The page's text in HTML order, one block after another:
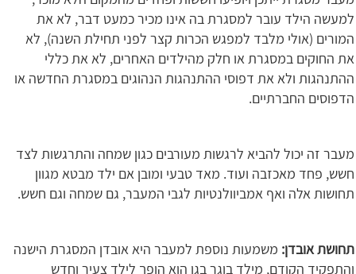
למעשה הילד עובר למסגרת בה אינו מכיר כמעט דבר, לא את
המורים (אולי מלבד למפגש הכרות קצר לפני תחילת השנה), לא
את החוקים במסגרת או חלק מהילדים האחרים, לא את כללי
ההתנהגות ולא את דפוסי ההתנהגות הנהוגים במסגרת החדשה או
הדפוסים החברתיים.
מעבר זה יכול להביא לרגשות מעורבים כגון שמחה והתרגשות לצד
חשש, פחד מאכזבה ועוד. מאד טבעי ומובן אם ילד מבטא מגוון
תחושות אלה ואף אמביוולנטיות לגבי המעבר, גם שמחה וגם חשש.
תחושת אובדן: משמעות נוספת למעבר היא אובדן המסגרת הישנה
והתפקיד הקודם, מילד בוגר בגן הוא הופך לילד צעיר וחדש